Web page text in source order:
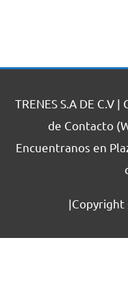
TRENES S.A DE
de Contacto
Encuentranos en